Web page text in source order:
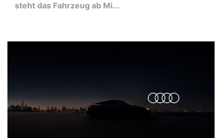
steht das Fahrzeug ab Mi...